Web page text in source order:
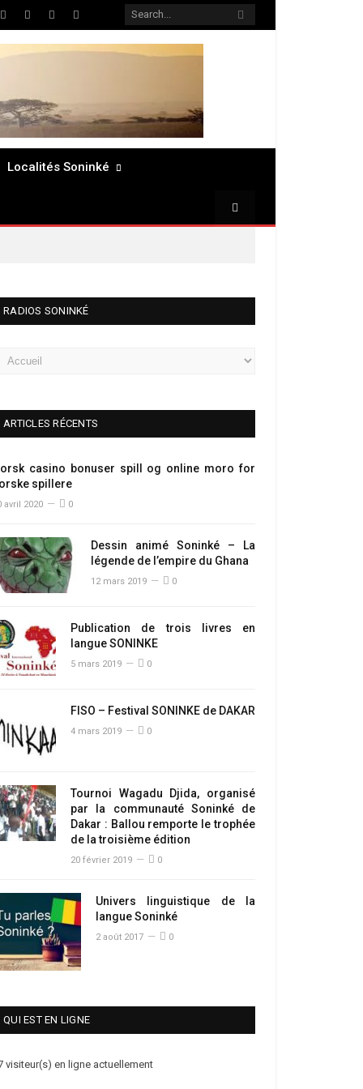
FacebookLinkedInPinterest
Localités Soninké
RADIOS SONINKÉ
ARTICLES RÉCENTS
casino bonuser spill og online moro for
spillere
avril 2020 0
Dessin animé Soninké – La
légende de l’empire du Ghana
12 mars 2019 0
Publication de trois livres en
langue SONINKE
5 mars 2019 0
FISO – Festival SONINKE de DAKAR
4 mars 2019 0
Tournoi Wagadu Djida, organisé
par la communauté Soninké de
Dakar : Ballou remporte le trophée
de la troisième édition
20 février 2019 0
Univers linguistique de la
langue Soninké
2 août 2017 0
QUI EST EN LIGNE
visiteur(s) en ligne actuellement